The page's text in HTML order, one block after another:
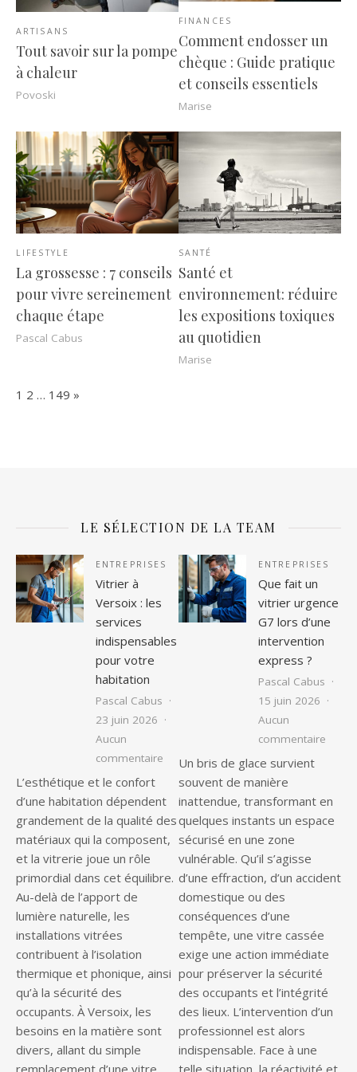
ARTISANS
Tout savoir sur la pompe
à chaleur
Povoski
FINANCES
Comment endosser un
chèque : Guide pratique
et conseils essentiels
Marise
LIFESTYLE
La grossesse : 7 conseils
pour vivre sereinement
chaque étape
Pascal Cabus
SANTÉ
Santé et
environnement: réduire
les expositions toxiques
au quotidien
Marise
Page:
1 2 … 149 Next
»
LE SÉLECTION DE LA TEAM
ENTREPRISES
Vitrier à
Versoix : les
services
indispensables
pour votre
habitation
Pascal Cabus
23 juin 2026
Aucun
commentaire sur Vitrier à Versoix : les services
L’esthétique et le confort
d’une habitation dépendent
grandement de la qualité des
matériaux qui la composent,
et la vitrerie joue un rôle
primordial dans cet équilibre.
Au-delà de l’apport de
lumière naturelle, les
installations vitrées
contribuent à l’isolation
thermique et phonique, ainsi
qu’à la sécurité des
occupants. À Versoix, les
besoins en la matière sont
divers, allant du simple
ENTREPRISES
Que fait un
vitrier urgence
G7 lors d’une
intervention
express ?
Pascal Cabus
15 juin 2026
Aucun
commentaire
Un bris de glace survient
souvent de manière
inattendue, transformant en
quelques instants un espace
sécurisé en une zone
vulnérable. Qu’il s’agisse
d’une effraction, d’un accident
domestique ou des
conséquences d’une
tempête, une vitre cassée
exige une action immédiate
pour préserver la sécurité
des occupants et l’intégrité
des lieux. L’intervention d’un
professionnel est alors
indispensable. Face à une